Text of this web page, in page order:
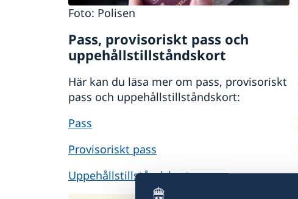
Foto: Polisen
Pass, provisoriskt pass och
uppehållstillståndskort
Här kan du läsa mer om pass, provisoriskt
pass och uppehållstillståndskort:
Pass
Provisoriskt pass
Uppehållstillståndskort